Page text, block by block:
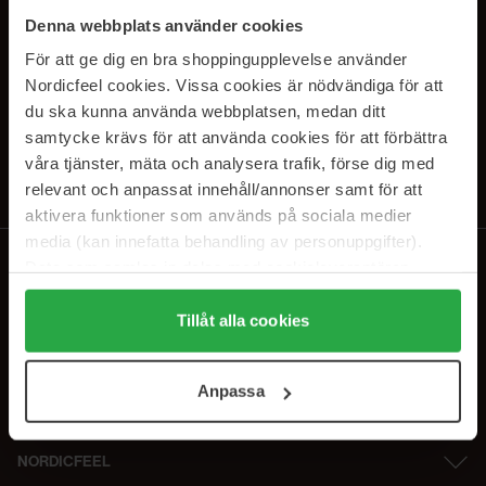
Denna webbplats använder cookies
För att ge dig en bra shoppingupplevelse använder
Nordicfeel cookies. Vissa cookies är nödvändiga för att
du ska kunna använda webbplatsen, medan ditt
samtycke krävs för att använda cookies för att förbättra
våra tjänster, mäta och analysera trafik, förse dig med
relevant och anpassat innehåll/annonser samt för att
aktivera funktioner som används på sociala medier
media (kan innefatta behandling av personuppgifter).
Genom att trycka på "Tillåt alla cookies" accepterar du
alla cookies, medan du under "Detaljer" kan anpassa
användningen av cookies. Du kan när som helst återkalla
samt vår Integritetspolicy.
Tillåt alla cookies
Anpassa
PRENUMERERA PÅ VÅRA
NYHETSBREV
Genom att prenumerera accepterar du vårIntegritetspolicy.
Avprenumerera när som helst.
NORDICFEEL